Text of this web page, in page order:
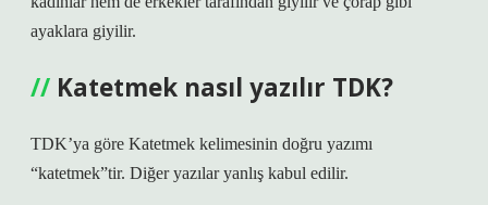
ayaklara giyilir.
Katetmek nasıl yazılır TDK?
TDK’ya göre Katetmek kelimesinin doğru yazımı
“katetmek”tir. Diğer yazılar yanlış kabul edilir.